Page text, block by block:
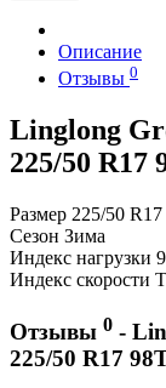
Описание
Отзывы 0
Linglong
225/50 R17
Размер 225/50 R17
Сезон Зима
Индекс нагрузки
Индекс скорости T
Отзывы 0 -
225/50 R17